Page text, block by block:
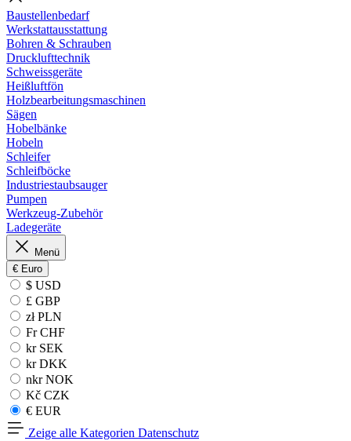
Baustellenbedarf
Werkstattausstattung
Bohren & Schrauben
Drucklufttechnik
Schweissgeräte
Heißluftfön
Holzbearbeitungsmaschinen
Sägen
Hobelbänke
Hobeln
Schleifer
Schleifböcke
Industriestaubsauger
Pumpen
Werkzeug-Zubehör
Ladegeräte
Menü
€ Euro
$ USD
£ GBP
zł PLN
Fr CHF
kr SEK
kr DKK
nkr NOK
Kč CZK
€ EUR
Zeige alle Kategorien Datenschutz